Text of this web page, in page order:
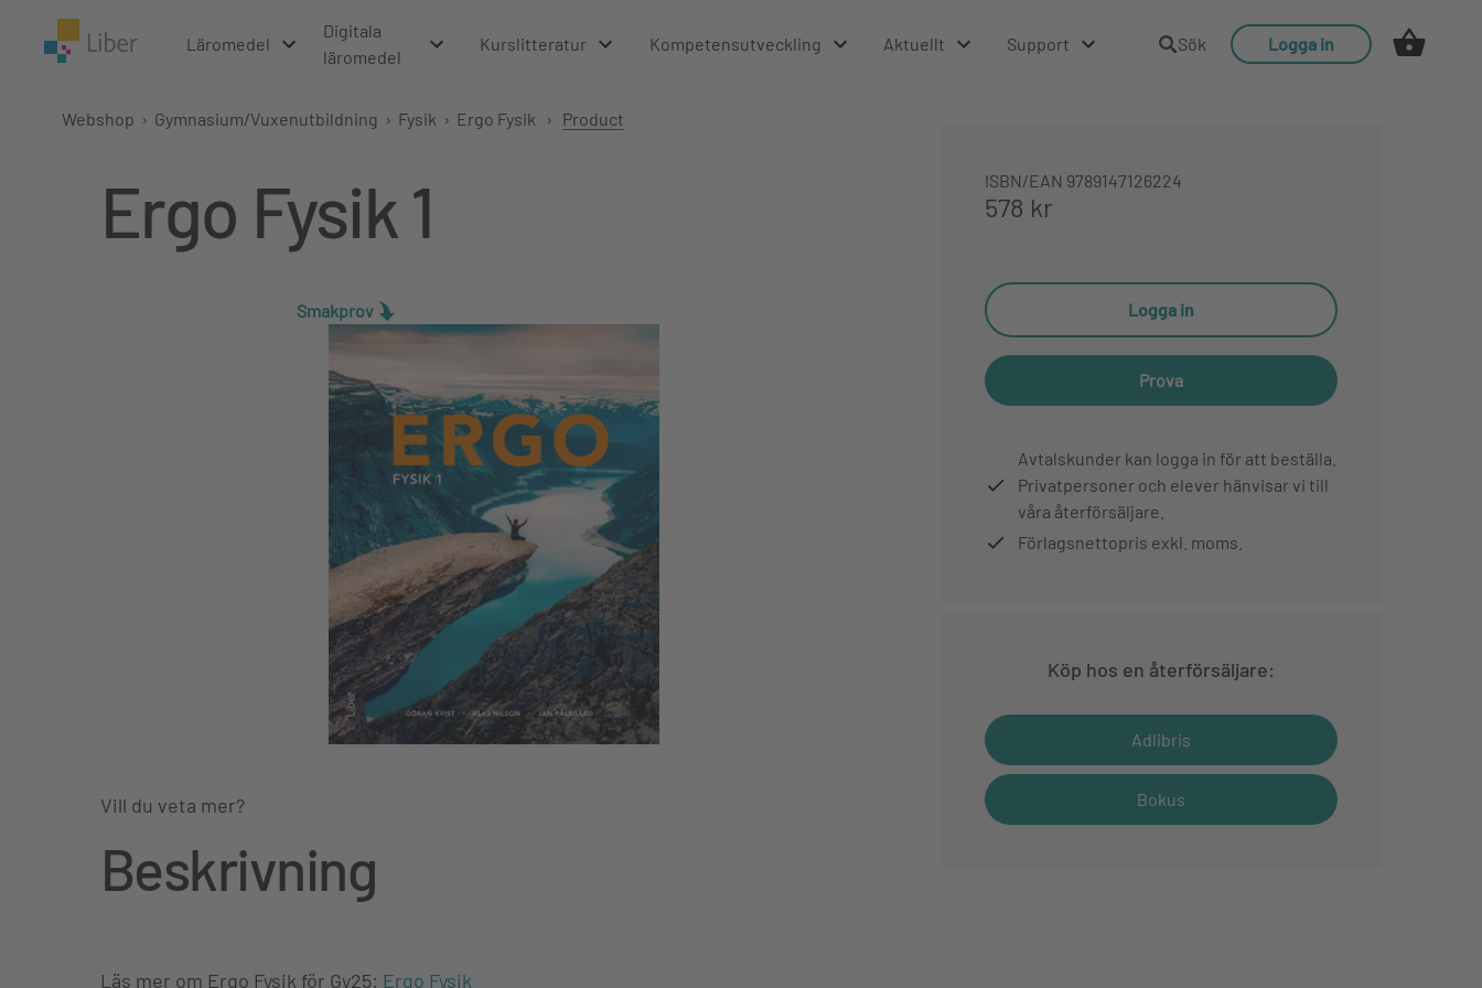
Läromedel
Digitala
läromedel
Kurslitteratur Kompetensutveckling Aktuellt Support Sök Logga in
Webshop › Gymnasium/Vuxenutbildning › Fysik › Ergo Fysik › Product
Ergo Fysik 1
Smakprov
Vill du veta mer?
Beskrivning
Läs mer om Ergo Fysik för Gy25: Ergo Fysik
ISBN/EAN 9789147126224
578 kr
Logga in
Prova
Avtalskunder kan logga in för att beställa.
Privatpersoner och elever hänvisar vi till
våra återförsäljare.
Förlagsnettopris exkl. moms.
Köp hos en återförsäljare:
Adlibris
Bokus